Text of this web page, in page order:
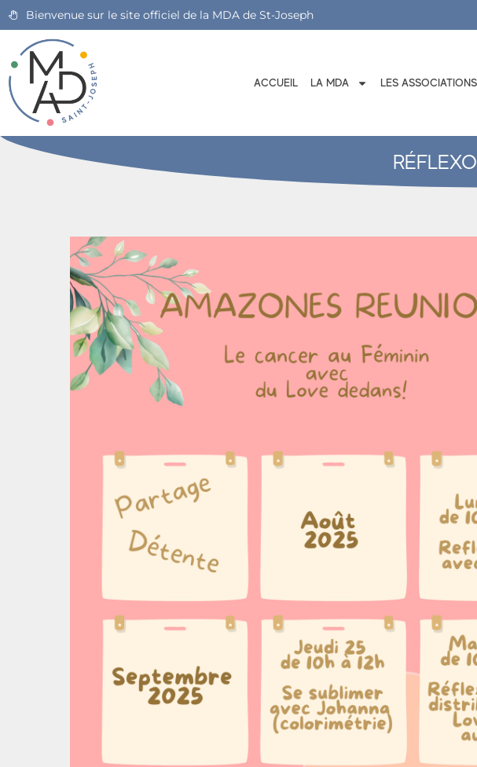
Bienvenue sur le site officiel de la MDA de St-Joseph
ACCUEIL LA MDA LES ASSOCIATIONS